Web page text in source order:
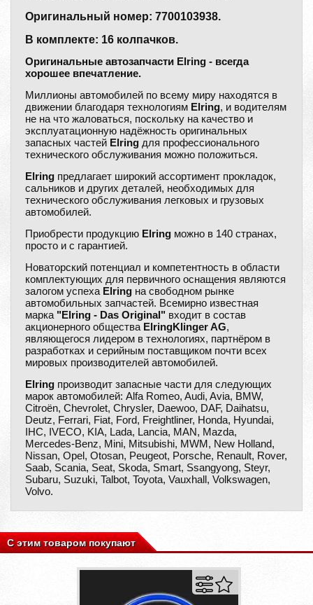
Оригинальный номер: 7700103938.
В комплекте: 16 колпачков.
Оригинальные автозапчасти Elring - всегда
хорошее впечатление.
Миллионы автомобилей по всему миру находятся в
движении благодаря технологиям Elring, и водителям
не на что жаловаться, поскольку на качество и
эксплуатационную надёжность оригинальных
запасных частей Elring для профессионального
технического обслуживания можно положиться.
Elring предлагает широкий ассортимент прокладок,
сальников и других деталей, необходимых для
технического обслуживания легковых и грузовых
автомобилей.
Приобрести продукцию Elring можно в 140 странах,
просто и с гарантией.
Новаторский потенциал и компетентность в области
комплектующих для первичного оснащения являются
залогом успеха Elring на свободном рынке
автомобильных запчастей. Всемирно известная
марка "Elring - Das Original" входит в состав
акционерного общества ElringKlinger AG,
являющегося лидером в технологиях, партнёром в
разработках и серийным поставщиком почти всех
мировых производителей автомобилей.
Elring производит запасные части для следующих
марок автомобилей: Alfa Romeo, Audi, Avia, BMW,
Citroën, Chevrolet, Chrysler, Daewoo, DAF, Daihatsu,
Deutz, Ferrari, Fiat, Ford, Freightliner, Honda, Hyundai,
IHC, IVECO, KIA, Lada, Lancia, MAN, Mazda,
Mercedes-Benz, Mini, Mitsubishi, MWM, New Holland,
Nissan, Opel, Otosan, Peugeot, Porsche, Renault, Rover,
Saab, Scania, Seat, Skoda, Smart, Ssangyong, Steyr,
Subaru, Suzuki, Talbot, Toyota, Vauxhall, Volkswagen,
Volvo.
С этим товаром покупают